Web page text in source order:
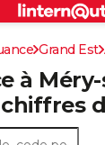
S'inscrire
Connexion
Grand Est
à
chiffres